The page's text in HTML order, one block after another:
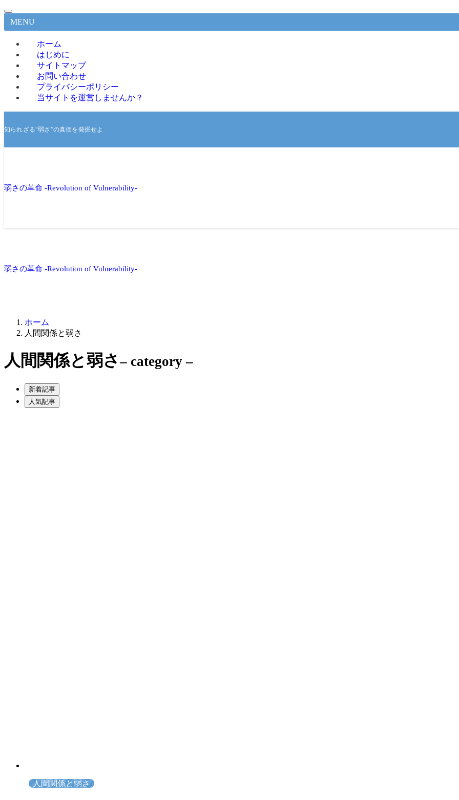
MENU
ホーム
はじめに
サイトマップ
お問い合わせ
プライバシーポリシー
当サイトを運営しませんか？
知られざる“弱さ”の真価を発掘せよ
弱さの革命 -Revolution of Vulnerability-
弱さの革命 -Revolution of Vulnerability-
ホーム
人間関係と弱さ
人間関係と弱さ– category –
新着記事
人気記事
人間関係と弱さ